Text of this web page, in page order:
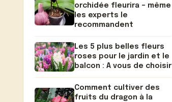
orchidée fleurira – même
les experts le
recommandent
Les 5 plus belles fleurs
roses pour le jardin et le
balcon : A vous de choisir
Comment cultiver des
fruits du dragon à la